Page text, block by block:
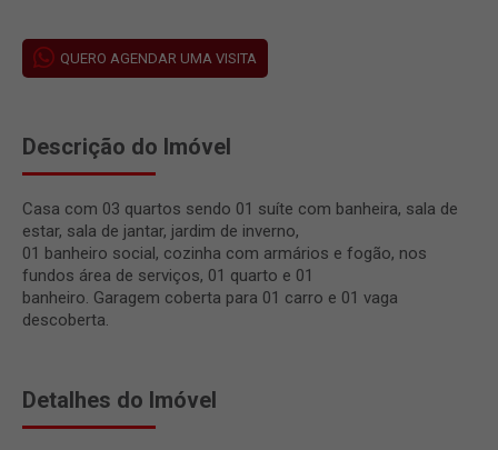
QUERO AGENDAR UMA VISITA
Descrição do Imóvel
Casa com 03 quartos sendo 01 suíte com banheira, sala de
estar, sala de jantar, jardim de inverno,
01 banheiro social, cozinha com armários e fogão, nos
fundos área de serviços, 01 quarto e 01
banheiro. Garagem coberta para 01 carro e 01 vaga
descoberta.
Detalhes do Imóvel